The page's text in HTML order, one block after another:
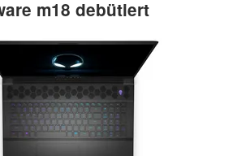
m18 debütiert